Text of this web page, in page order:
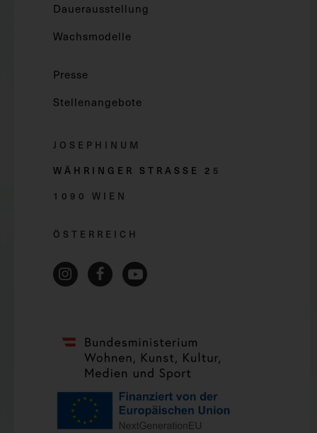
Dauerausstellung
Wachsmodelle
Presse
Stellenangebote
JOSEPHINUM
WÄHRINGER STRASSE 2 5
1090 WIEN
ÖSTERREICH